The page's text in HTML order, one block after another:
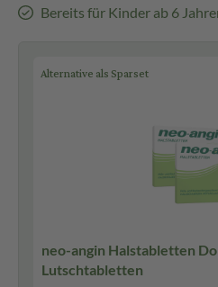
Bereits für Kinder ab 6
Alternative als Sparset
neo-angin Halstabletten
Lutschtabletten